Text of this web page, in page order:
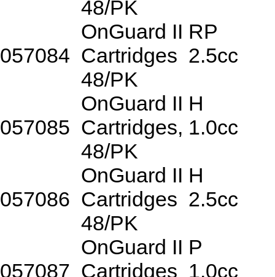
48/PK
057084
OnGuard II RP
Cartridges 2.5cc
48/PK
057085
OnGuard II H
Cartridges, 1.0cc
48/PK
057086
OnGuard II H
Cartridges 2.5cc
48/PK
057087
OnGuard II P
Cartridges 1.0cc